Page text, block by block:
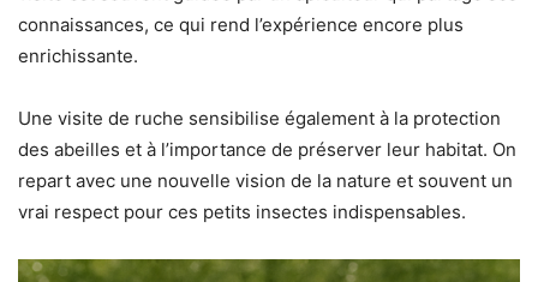
connaissances, ce qui rend l’expérience encore plus
enrichissante.
Une visite de ruche sensibilise également à la protection
des abeilles et à l’importance de préserver leur habitat. On
repart avec une nouvelle vision de la nature et souvent un
vrai respect pour ces petits insectes indispensables.